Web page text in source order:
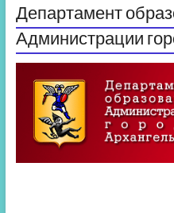
Департамент
Администрации